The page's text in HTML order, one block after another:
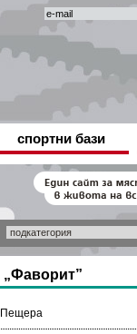
спортни бази
Пещера